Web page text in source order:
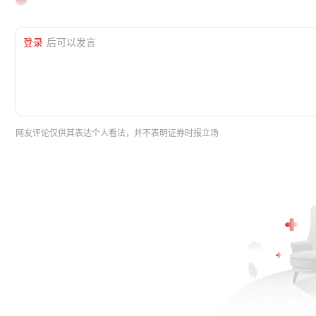
登录 后可以发言
网友评论仅供其表达个人看法，并不表明证券时报立场